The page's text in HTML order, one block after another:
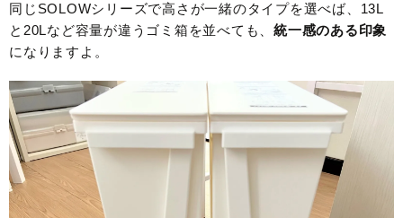
同じSOLOWシリーズで高さが一緒のタイプを選べば、13L
と20Lなど容量が違うゴミ箱を並べても、 統一感のある印象
になりますよ。